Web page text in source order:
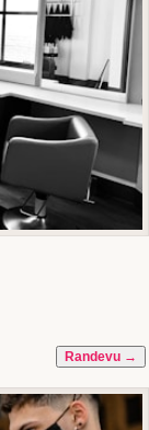
Randevu →